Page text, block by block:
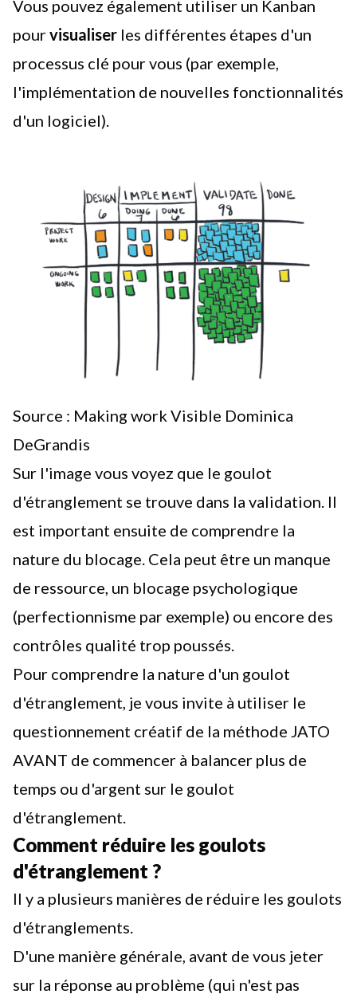
Vous pouvez également utiliser un Kanban
pourvisualiser les différentes étapes d'un
processus clé pour vous (par exemple,
l'implémentation de nouvelles fonctionnalités
d'un logiciel).
Source : Making work Visible Dominica
DeGrandis
Sur l'image vous voyez que le goulot
d'étranglement se trouve dans la validation. Il
est important ensuite de comprendre la
nature du blocage. Cela peut être un manque
de ressource, un blocage psychologique
(perfectionnisme par exemple) ou encore des
contrôles qualité trop poussés.
Pour comprendre la nature d'un goulot
d'étranglement, je vous invite à utiliser le
questionnement créatif de la méthode JATO
AVANT de commencer à balancer plus de
temps ou d'argent sur le goulot
d'étranglement.
Comment réduire les goulots
d'étranglement ?
Il y a plusieurs manières de réduire les goulots
d'étranglements.
D'une manière générale, avant de vous jeter
sur la réponse au problème (qui n'est pas